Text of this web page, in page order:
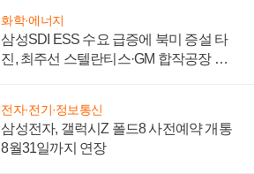
화학·에너지
삼성SDI ESS 수요 급증에 북미 증설 타
진, 최주선 스텔란티스·GM 합작공장 건
전자·전기·정보통신
삼성전자, 갤럭시Z 폴드8 사전예약 개통
8월31일까지 연장